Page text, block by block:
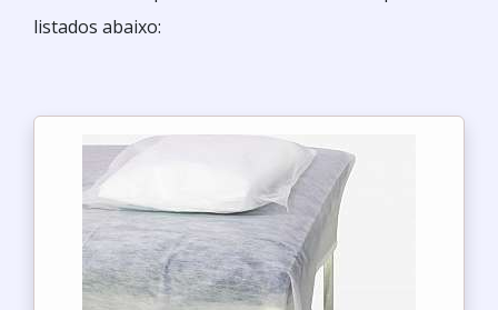
listados abaixo: